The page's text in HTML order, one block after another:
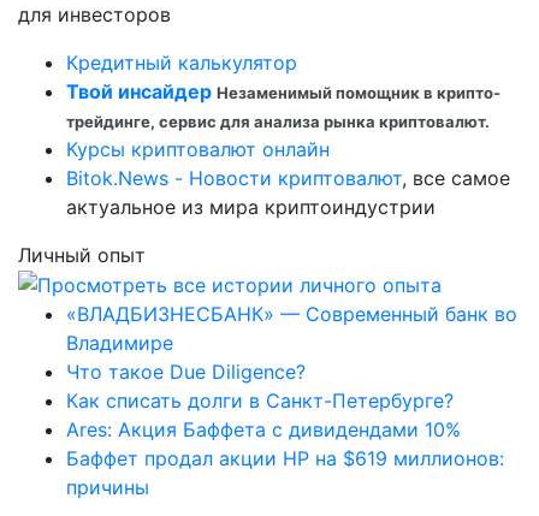
для инвесторов
Кредитный калькулятор
Твой инсайдер Незаменимый помощник в крипто-
трейдинге, сервис для анализа рынка криптовалют.
Курсы криптовалют онлайн
Bitok.News - Новости криптовалют, все самое
актуальное из мира криптоиндустрии
Личный опыт
«ВЛАДБИЗНЕСБАНК» — Современный банк во
Владимире
Что такое Due Diligence?
Как списать долги в Санкт-Петербурге?
Ares: Акция Баффета с дивидендами 10%
Баффет продал акции HP на $619 миллионов:
причины